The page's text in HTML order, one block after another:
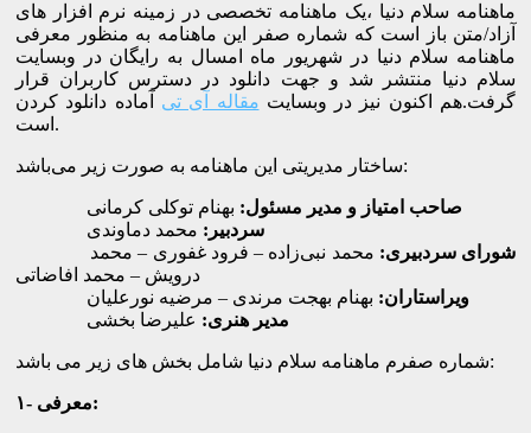
ماهنامه سلام دنیا ،یک ماهنامه تخصصی در زمینه نرم افزار های
آزاد/متن باز است که شماره صفر این ماهنامه به منظور معرفی
ماهنامه سلام دنیا در شهریور ماه امسال به رایگان در وبسایت
سلام دنیا منتشر شد و جهت دانلود در دسترس کاربران قرار
گرفت.هم اکنون نیز در وبسایت مقاله آی تی آماده دانلود کردن
است.
ساختار مدیریتی این ماهنامه به صورت زیر می‌باشد:
صاحب امتیاز و مدیر مسئول: بهنام توکلی کرمانی
سردبیر: محمد دماوندی
شورای سردبیری: محمد نبی‌زاده – فرود غفوری – محمد
درویش – محمد افاضاتی
ویراستاران: بهنام بهجت مرندی – مرضیه نورعلیان
مدیر هنری: علیرضا بخشی
شماره صفرم ماهنامه سلام دنیا شامل بخش های زیر می باشد:
۱- معرفی: